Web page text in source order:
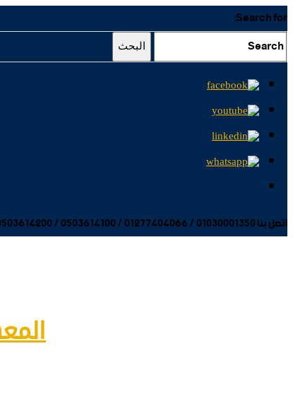
Search for:
البحث
اتصل بنا 01030001350 / 01277404066 / 0503614100 / 0503614200 / 0503614300